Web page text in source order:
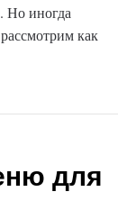
Но иногда
как
для